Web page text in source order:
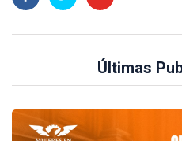
Últimas